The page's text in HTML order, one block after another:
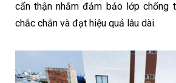
cẩn thận nhằm đảm bảo lớp chống
chắc chắn và đạt hiệu quả lâu dài.